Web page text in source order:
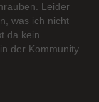
Leider
was ich nicht
da kein
der Kommunity